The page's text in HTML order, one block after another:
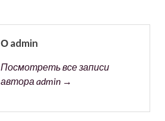
О admin
Посмотреть все записи
автора admin →